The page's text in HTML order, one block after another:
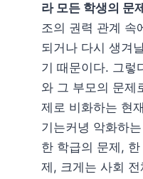
라 모든 학생의 문
조의 권력 관계 속
되거나 다시 생겨
기 때문이다. 그렇
와 그 부모의 문제
제로 비화하는 현
기는커녕 악화하
한 학급의 문제,
제, 크게는 사회